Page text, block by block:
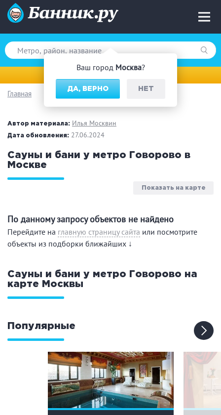
Ваш город Москва?
ДА, ВЕРНО НЕТ
Вид парной
Русская баня
Финская сауна
На дровах
Премиум бани
Праздник/Корпоратив
Вместимость
до 10 человек
Банные услуги
Массаж
Кедровая бочка
Веники
Парильщик/ банщик
Банный чан
Главная
Автор материала: Илья Москвин
Дата обновления: 27.06.2024
Сауны и бани у метро Говорово в
Москве
Показать на карте
По данному запросу объектов не найдено
Перейдите на главную страницу сайта или посмотрите
объекты из подборки ближайших ↓
Сауны и бани у метро Говорово на
карте
Москвы
Популярные